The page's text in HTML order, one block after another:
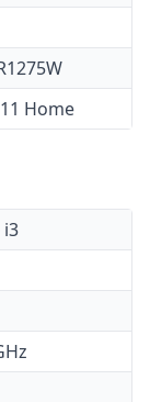
Home
i3